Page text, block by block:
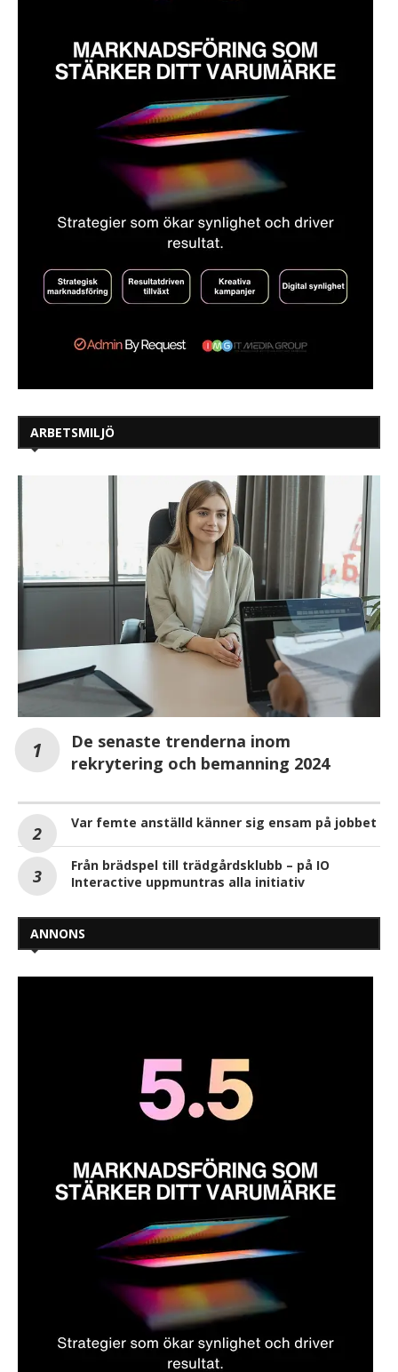
ARBETSMILJÖ
De senaste trenderna inom
rekrytering och bemanning 2024
Var femte anställd känner sig ensam på jobbet
Från brädspel till trädgårdsklubb – på IO
Interactive uppmuntras alla initiativ
ANNONS